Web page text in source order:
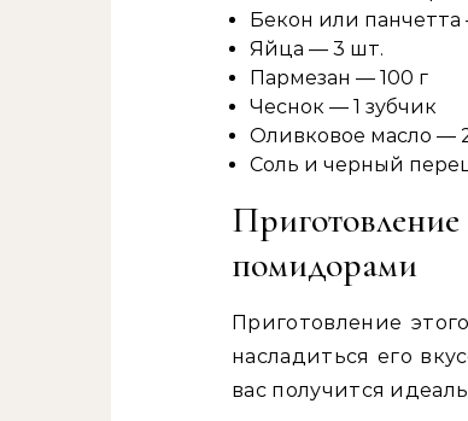
Бекон или панчетта
Яйца — 3 шт.
Пармезан — 100 г
Чеснок — 1 зубчик
Оливковое масло —
Соль и черный
помидорами
Приготовление
насладиться его
вас получится